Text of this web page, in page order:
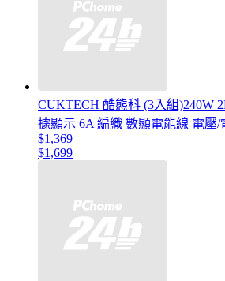
CUKTECH 酷態科 (3入組)240W
據顯示 6A 編織 數顯電能線 電壓/
$1,369
$1,699